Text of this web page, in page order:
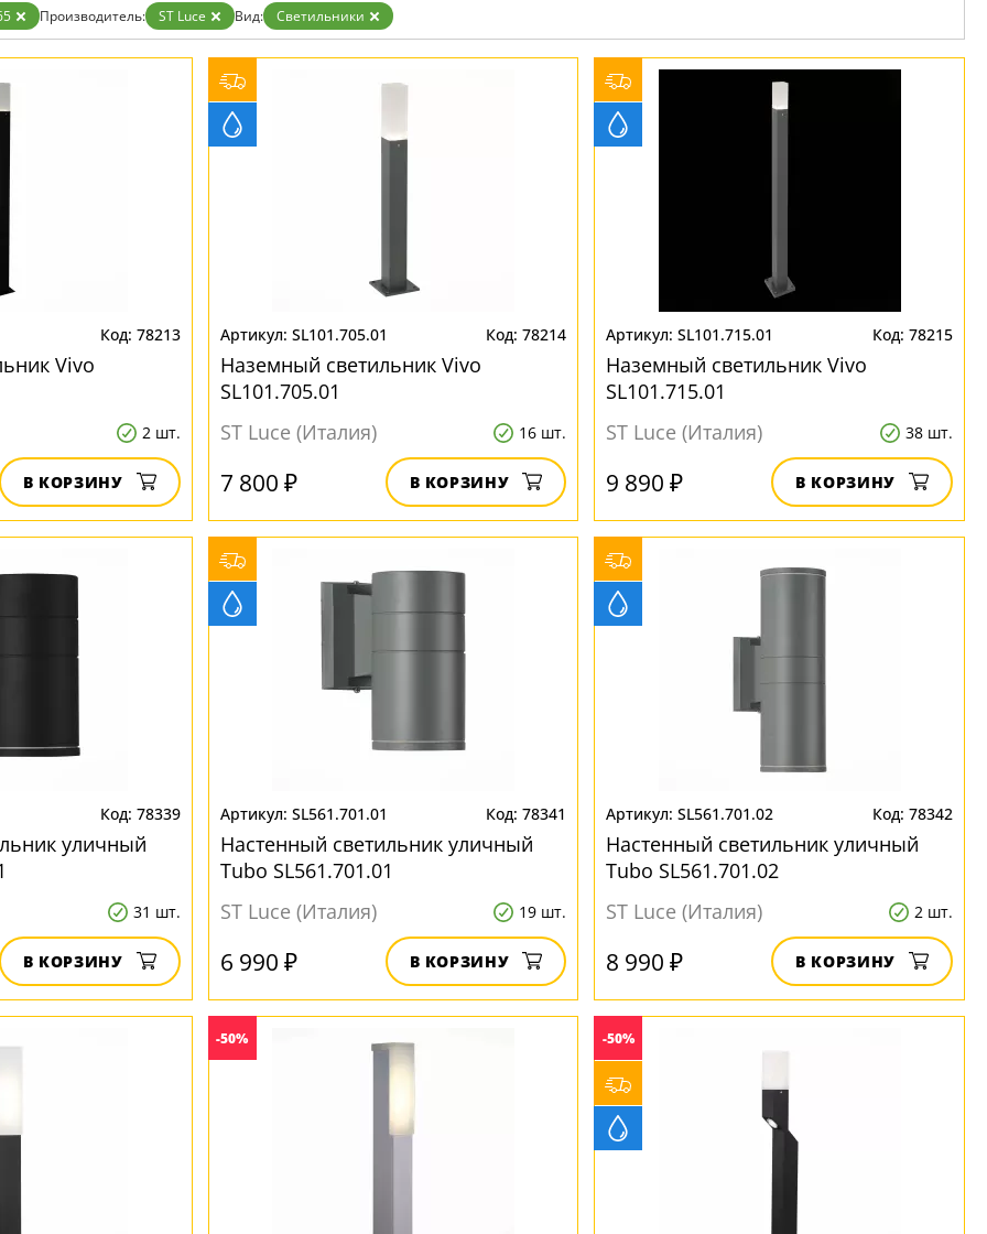
Золото
Прозрачные
Хром
Бренд
Производитель: ST Luce Вид: Светильники
78213
Vivo
2 шт.
В КОРЗИНУ
SL101.705.01 78214
Наземный светильник Vivo
SL101.705.01
ST Luce (Италия)
16 шт.
7 800 ₽ В КОРЗИНУ
SL101.715.01 78215
Наземный светильник Vivo
SL101.715.01
ST Luce (Италия)
38 шт.
9 890 ₽ В КОРЗИНУ
78339
уличный
31 шт.
В КОРЗИНУ
SL561.701.01 78341
Настенный светильник уличный
Tubo SL561.701.01
ST Luce (Италия)
19 шт.
6 990 ₽ В КОРЗИНУ
SL561.701.02 78342
Настенный светильник уличный
Tubo SL561.701.02
ST Luce (Италия)
2 шт.
8 990 ₽ В КОРЗИНУ
-50% -50%